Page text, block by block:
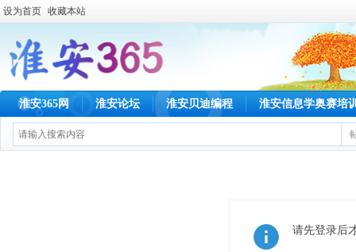
设为首页 收藏本站
淮安365网 淮安论坛 淮安贝迪编程 淮安信息学奥赛培
请先登录后